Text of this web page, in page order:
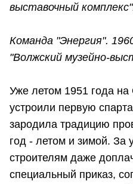
выставочный
Команда "Энергия".
"Волжский музейно-
Уже летом 1951 года на
устроили первую
зародила традицию
год - летом и зимой. За
строителям даже
специальный приказ,